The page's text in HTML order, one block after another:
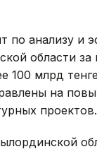
по анализу и
области за
100 млрд
на
проектов.